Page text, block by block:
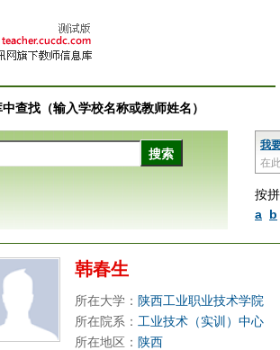
查找（输入学校名称或教师姓名）
我
在
按
a b
韩春生
所在大学： 陕西工业职业技术学院
所在院系： 工业技术（实训）中心
所在地区： 陕西